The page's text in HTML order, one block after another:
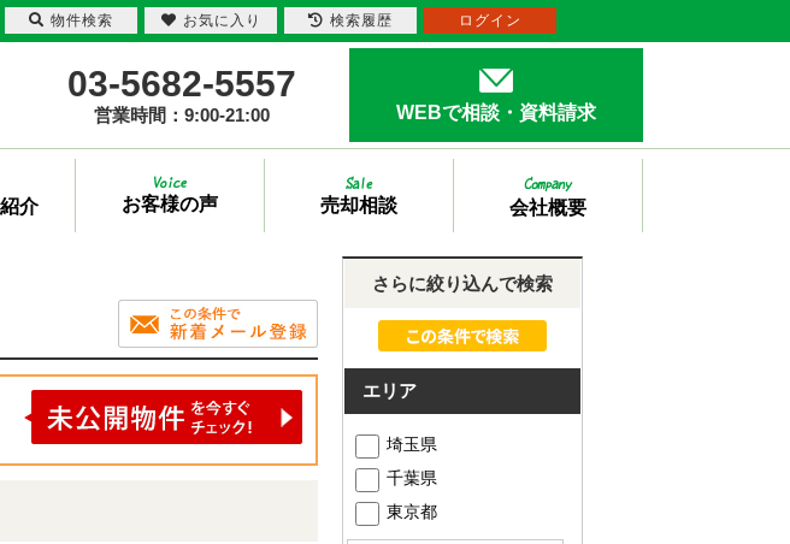
03-5682-5557
営業時間：9:00-21:00 WEBで相談・資料請求
介 お客様の声 売却相談 会社概要
さらに絞り込んで検索
エリア
埼玉県
千葉県
東京都
物件検索 お気に入り 検索履歴 ログイン